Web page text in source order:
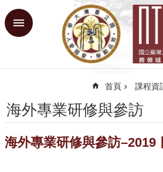
跳到主要內容區塊
進
首
頁
大
首頁 課程資
海外專業研修與參訪
海外專業研修與參訪–2019